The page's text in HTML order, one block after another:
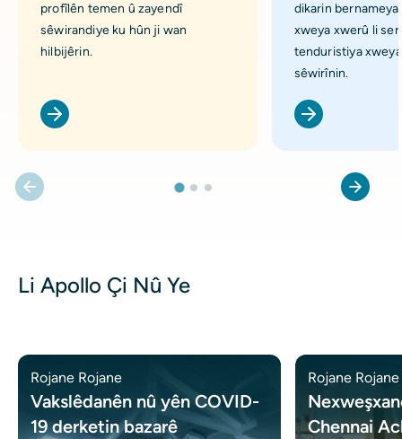
profîlên temen û zayendî
sêwirandiye ku hûn ji wan
hilbijêrin.
dikarin
xweya xwerû li
tenduristiya
sêwirînin.
Li Apollo Çi Nû Ye
Rojane Rojane
Vakslêdanên nû yên COVID-
19 derketin bazarê
Rojane Rojane
Chennai